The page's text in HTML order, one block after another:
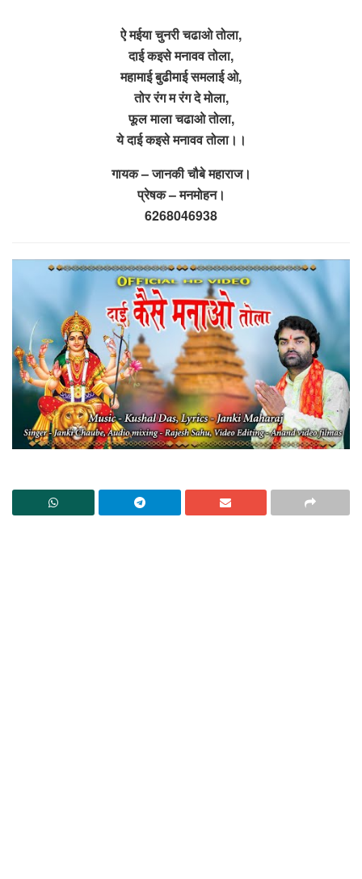
ऐ मईया चुनरी चढाओ तोला,
दाई कइसे मनावव तोला,
महामाई बुढीमाई समलाई ओ,
तोर रंग म रंग दे मोला,
फूल माला चढाओ तोला,
ये दाई कइसे मनावव तोला।।
गायक – जानकी चौबे महाराज।
प्रेषक – मनमोहन।
6268046938